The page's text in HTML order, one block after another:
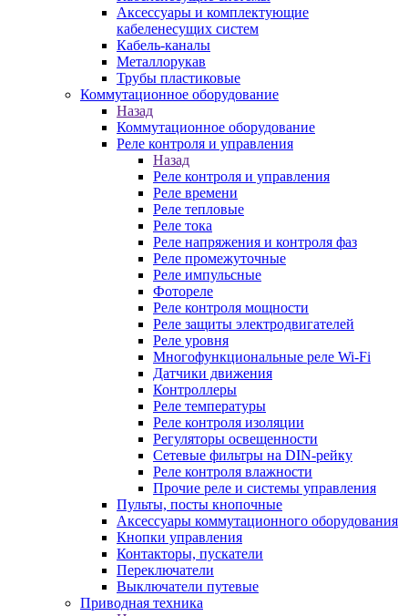
Аксессуары и комплектующие
кабеленесущих систем
Кабель-каналы
Металлорукав
Трубы пластиковые
Коммутационное оборудование
Назад
Коммутационное оборудование
Реле контроля и управления
Назад
Реле контроля и управления
Реле времени
Реле тепловые
Реле тока
Реле напряжения и контроля фаз
Реле промежуточные
Реле импульсные
Фотореле
Реле контроля мощности
Реле защиты электродвигателей
Реле уровня
Многофункциональные реле Wi-Fi
Датчики движения
Контроллеры
Реле температуры
Реле контроля изоляции
Регуляторы освещенности
Сетевые фильтры на DIN-рейку
Реле контроля влажности
Прочие реле и системы управления
Пульты, посты кнопочные
Аксессуары коммутационного оборудования
Кнопки управления
Контакторы, пускатели
Переключатели
Выключатели путевые
Приводная техника